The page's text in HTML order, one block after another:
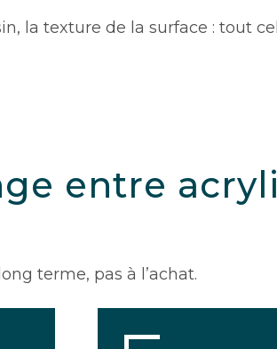
la texture de la surface : tout
entre
terme, pas à l’achat.